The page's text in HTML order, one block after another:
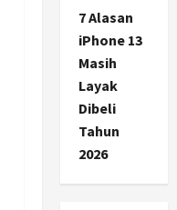
7 Alasan
iPhone 13
Masih
Layak
Dibeli
Tahun
2026